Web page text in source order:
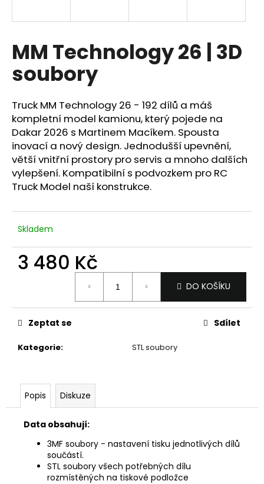
MM Technology 26 | 3D
soubory
Truck MM Technology 26 - 192 dílů a máš
kompletní model kamionu, který pojede na
Dakar 2026 s Martinem Macíkem. Spousta
inovací a nový design. Jednodušší upevnění,
větší vnitřní prostory pro servis a mnoho dalších
vylepšení. Kompatibilní s podvozkem pro RC
Truck Model naší konstrukce.
Skladem
3 480 Kč
DO KOŠÍKU
Kategorie: STL soubory
Zeptat se Sdílet
Popis Diskuze
Data obsahují:
3MF soubory - nastavení tisku jednotlivých dílů
součástí.
STL soubory všech potřebných dílu
rozmístěných na tiskové podložce
í
t
?
HLEDAT
D
p
o
u
č
e
m
e